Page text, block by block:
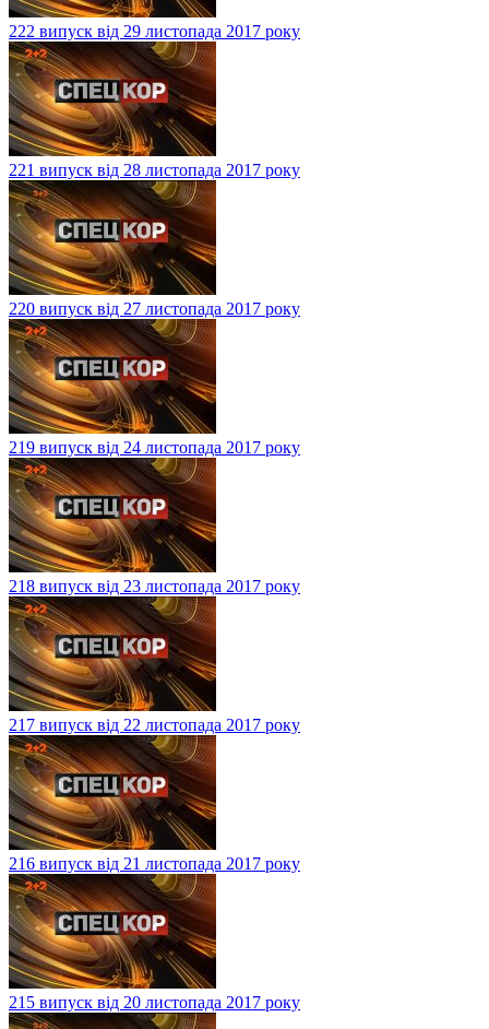
222 випуск від 29 листопада 2017 року
221 випуск від 28 листопада 2017 року
220 випуск від 27 листопада 2017 року
219 випуск від 24 листопада 2017 року
218 випуск від 23 листопада 2017 року
217 випуск від 22 листопада 2017 року
216 випуск від 21 листопада 2017 року
215 випуск від 20 листопада 2017 року